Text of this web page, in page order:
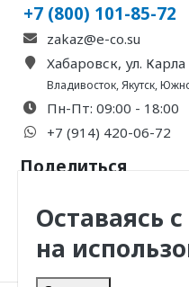
+7 (800) 101-85-72
zakaz@e-co.su
Хабаровск, ул.
Владивосток,Якутск,
Пн-Пт: 09:00 - 18:00
+7 (914) 420-06-72
Поделиться
Оставаясь
на